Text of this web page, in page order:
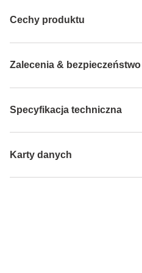
Cechy produktu
Zalecenia & bezpieczeństwo
Specyfikacja techniczna
Karty danych